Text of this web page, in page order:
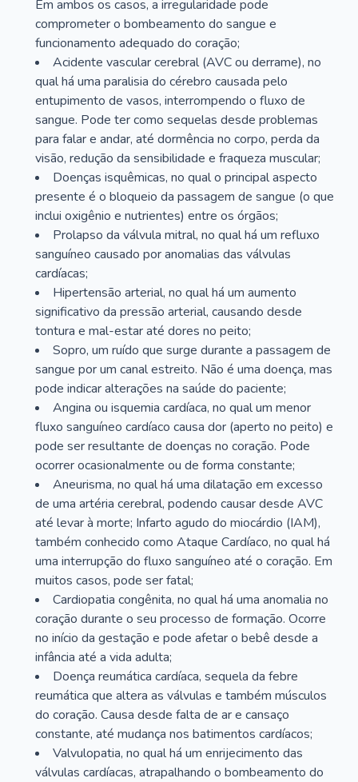
Em ambos os casos, a irregularidade pode
comprometer o bombeamento do sangue e
funcionamento adequado do coração;
Acidente vascular cerebral (AVC ou derrame), no
qual há uma paralisia do cérebro causada pelo
entupimento de vasos, interrompendo o fluxo de
sangue. Pode ter como sequelas desde problemas
para falar e andar, até dormência no corpo, perda da
visão, redução da sensibilidade e fraqueza muscular;
Doenças isquêmicas, no qual o principal aspecto
presente é o bloqueio da passagem de sangue (o que
inclui oxigênio e nutrientes) entre os órgãos;
Prolapso da válvula mitral, no qual há um refluxo
sanguíneo causado por anomalias das válvulas
cardíacas;
Hipertensão arterial, no qual há um aumento
significativo da pressão arterial, causando desde
tontura e mal-estar até dores no peito;
Sopro, um ruído que surge durante a passagem de
sangue por um canal estreito. Não é uma doença, mas
pode indicar alterações na saúde do paciente;
Angina ou isquemia cardíaca, no qual um menor
fluxo sanguíneo cardíaco causa dor (aperto no peito) e
pode ser resultante de doenças no coração. Pode
ocorrer ocasionalmente ou de forma constante;
Aneurisma, no qual há uma dilatação em excesso
de uma artéria cerebral, podendo causar desde AVC
até levar à morte; Infarto agudo do miocárdio (IAM),
também conhecido como Ataque Cardíaco, no qual há
uma interrupção do fluxo sanguíneo até o coração. Em
muitos casos, pode ser fatal;
Cardiopatia congênita, no qual há uma anomalia no
coração durante o seu processo de formação. Ocorre
no início da gestação e pode afetar o bebê desde a
infância até a vida adulta;
Doença reumática cardíaca, sequela da febre
reumática que altera as válvulas e também músculos
do coração. Causa desde falta de ar e cansaço
constante, até mudança nos batimentos cardíacos;
Valvulopatia, no qual há um enrijecimento das
válvulas cardíacas, atrapalhando o bombeamento do